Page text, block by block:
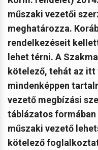
műszaki vezetői
meghatározza.
rendelkezéseit
lehet térni. A
kötelező, tehát az
mindenképpen
vezető megbízási
táblázatos
műszaki vezető
kötelező